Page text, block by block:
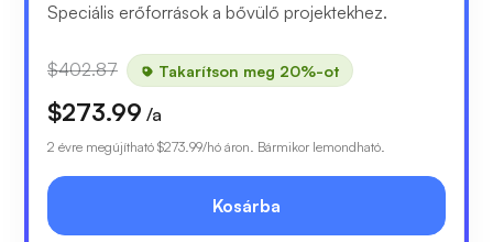
Speciális erőforrások a bővülő projektekhez.
$402.87 Takarítson meg 20%-ot
$273.99 /a
2 évre megújítható $273.99/hó áron. Bármikor lemondható.
Kosárba